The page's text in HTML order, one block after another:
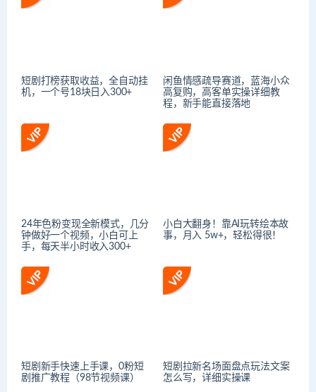
短剧打榜获取收益，全自动挂
机，一个号18块日入300+
闲鱼情感疏导赛道，蓝海小众
高复购，高客单实操详细教
程，新手能直接落地
24年色粉变现全新模式，几分
钟做好一个视频，小白可上
手，每天半小时收入300+
小白大翻身！靠AI玩转绘本故
事，月入 5w+，轻松得很！
短剧新手快速上手课，0粉短
剧推广教程（98节视频课）
短剧拉新名场面盘点玩法文案
怎么写，详细实操课